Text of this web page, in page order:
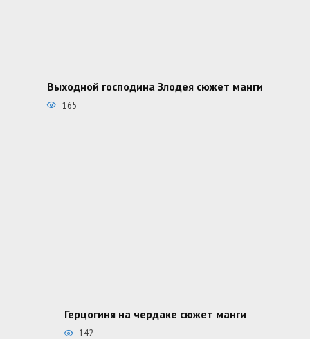
Выходной господина Злодея сюжет манги
165
Герцогиня на чердаке сюжет манги
142